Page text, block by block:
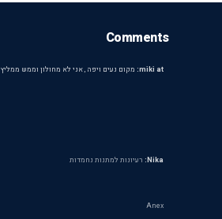
Comments
miki at: מקום נעים ויפה , אני לא מחולון וממש ממליץ
Nika: רעיונות למתנות נחמדות
Anex